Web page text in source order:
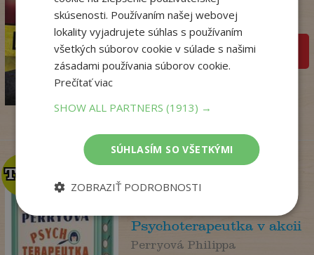
17,95€
14,18
Dominik Dán
Na sklade
pridať do košíka
TOP
TOP
Psychoterapeutka v akcii
Perryová Philippa
skúsenosti. Používaním našej webovej
lokality vyjadrujete súhlas s používaním
všetkých súborov cookie v súlade s našimi
zásadami používania súborov cookie.
Prečítať viac
SHOW ALL PARTNERS(1913) →
SÚHLASÍM SO VŠETKÝMI
ZOBRAZIŤ PODROBNOSTI